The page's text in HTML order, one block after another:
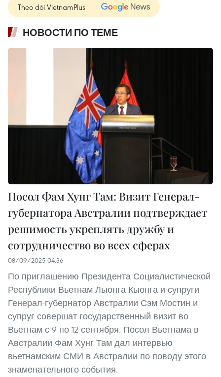
Theo dõi VietnamPlus
НОВОСТИ ПО ТЕМЕ
Посол Фам Хунг Там: Визит Генерал-
губернатора Австралии подтверждает
решимость укреплять дружбу и
сотрудничество во всех сферах
08/09/2025 04:36
По приглашению Президента Социалистической
Республики Вьетнам Лыонга Кыонга и супруги
Генерал-губернатор Австралии Сэм Мостин и
супруг совершат государственный визит во
Вьетнам с 9 по 12 сентября. Посол Вьетнама в
Австралии Фам Хунг Там дал интервью
вьетнамским СМИ в Австралии по поводу этого
знаменательного события.